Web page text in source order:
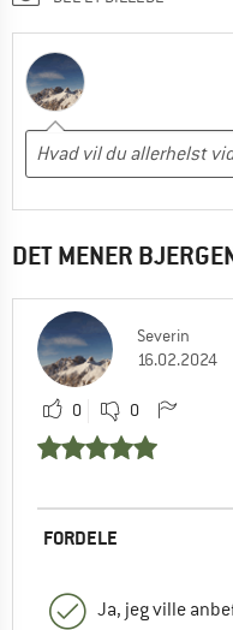
DET MENER
Severin
16.02.2024
0 0
FORDELE
Ja, jeg ville